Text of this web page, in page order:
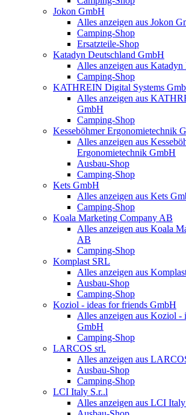
Jokon GmbH
Alles anzeigen aus Jokon
Camping-Shop
Ersatzteile-Shop
Katadyn Deutschland GmbH
Alles anzeigen aus
Camping-Shop
KATHREIN Digital Systems
Alles anzeigen aus
GmbH
Camping-Shop
Kesseböhmer Ergonomietechnik
Alles anzeigen aus
Ergonomietechnik GmbH
Ausbau-Shop
Camping-Shop
Kets GmbH
Alles anzeigen aus Kets
Camping-Shop
Koala Marketing Company AB
Alles anzeigen aus Koala
AB
Camping-Shop
Komplast SRL
Alles anzeigen aus
Ausbau-Shop
Camping-Shop
Koziol - ideas for friends GmbH
Alles anzeigen aus Koziol -
GmbH
Camping-Shop
LARCOS srl.
Alles anzeigen aus
Ausbau-Shop
Camping-Shop
LCI Italy S.r..l
Alles anzeigen aus LCI